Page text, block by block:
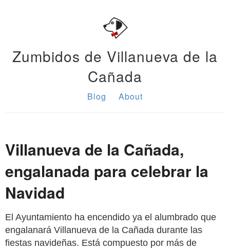
Zumbidos de Villanueva de la
Cañada
Blog About
Villanueva de la Cañada,
engalanada para celebrar la
Navidad
El Ayuntamiento ha encendido ya el alumbrado que
engalanará Villanueva de la Cañada durante las
fiestas navideñas. Está compuesto por más de